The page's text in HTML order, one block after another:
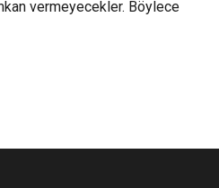
vermeyecekler. Böylece